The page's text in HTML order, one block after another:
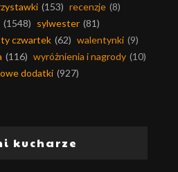
(153) recenzje (8)
(1548) sylwester (81)
czwartek (62) walentynki (9)
(116) wyróżnienia i nagrody (10)
dodatki (927)
kucharze